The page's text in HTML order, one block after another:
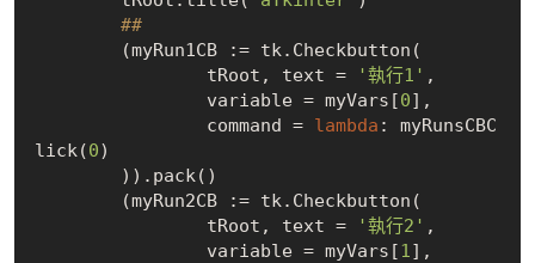
##
		tRoot, text =
'執行1' ,
		variable = myVars[
0],
		command =
lambda : myRunsCBC
lick(0)
		tRoot, text =
'執行2' ,
		variable = myVars[
1 ],